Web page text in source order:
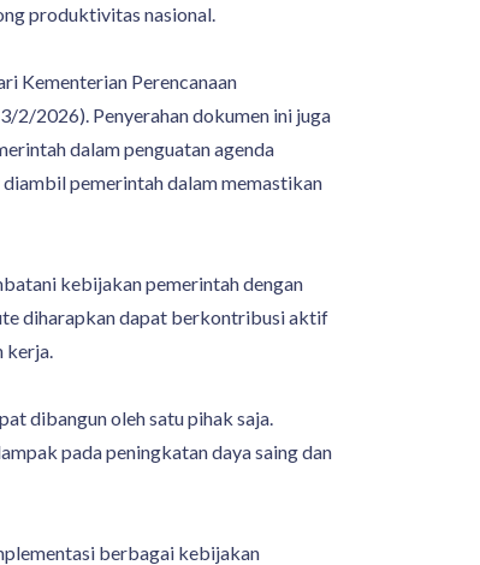
produktivitas nasional.
Kementerian Perencanaan
2/2026). Penyerahan dokumen ini juga
dalam penguatan agenda
pemerintah dalam memastikan
kebijakan pemerintah dengan
diharapkan dapat berkontribusi aktif
kerja.
dibangun oleh satu pihak saja.
pada peningkatan daya saing dan
berbagai kebijakan